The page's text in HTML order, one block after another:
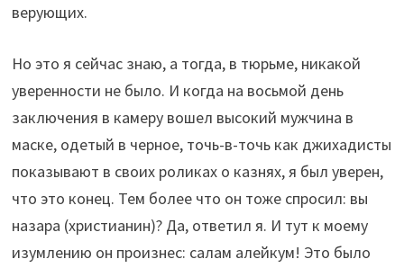
верующих.
Но это я сейчас знаю, а тогда, в тюрьме, никакой
уверенности не было. И когда на восьмой день
заключения в камеру вошел высокий мужчина в
маске, одетый в черное, точь-в-точь как джихадисты
показывают в своих роликах о казнях, я был уверен,
что это конец. Тем более что он тоже спросил: вы
назара (христианин)? Да, ответил я. И тут к моему
изумлению он произнес: салам алейкум! Это было